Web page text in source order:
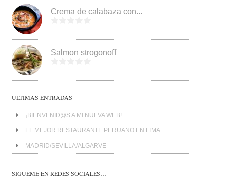
Crema de calabaza con...
Salmon strogonoff
ÚLTIMAS ENTRADAS
¡BIENVENID@S A MI NUEVA WEB!
EL MEJOR RESTAURANTE PERUANO EN LIMA
MADRID/SEVILLA/ALGARVE
SÍGUEME EN REDES SOCIALES…